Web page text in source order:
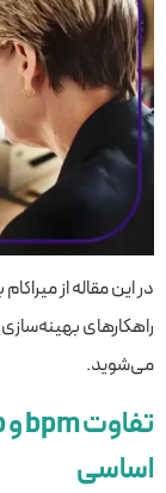
می‌شوید.
اساسی